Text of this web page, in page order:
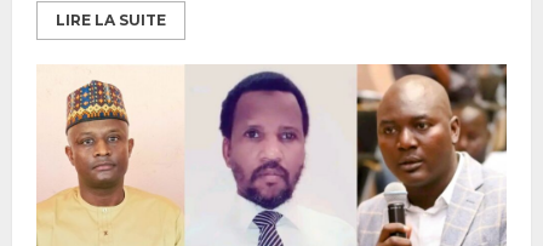
LIRE LA SUITE